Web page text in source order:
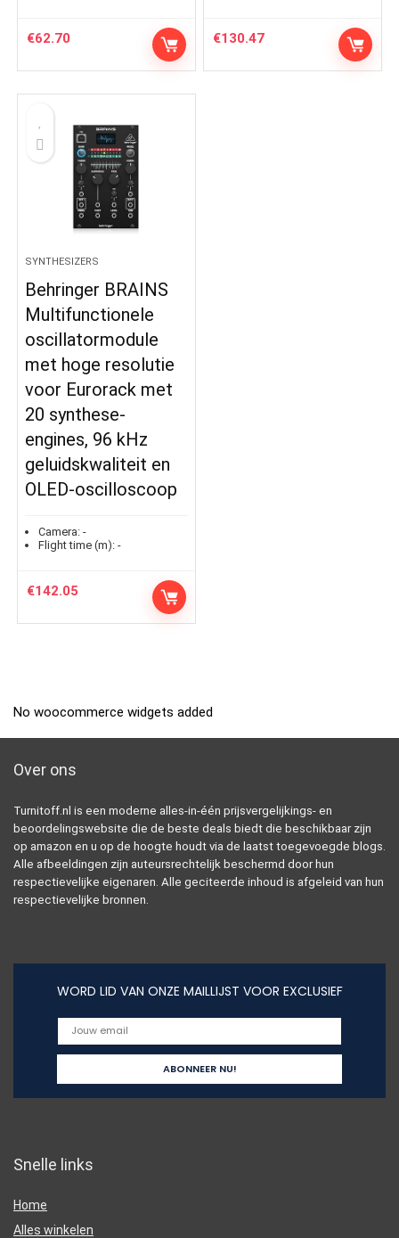
€62.70 €130.47
SYNTHESIZERS
Behringer BRAINS
Multifunctionele
oscillatormodule
met hoge resolutie
voor Eurorack met
20 synthese-
engines, 96 kHz
geluidskwaliteit en
OLED-oscilloscoop
Camera: -
Flight time (m): -
€142.05
No woocommerce widgets added
Over ons
Turnitoff.nl is een moderne alles-in-één prijsvergelijkings- en
beoordelingswebsite die de beste deals biedt die beschikbaar zijn
op amazon en u op de hoogte houdt via de laatst toegevoegde blogs.
Alle afbeeldingen zijn auteursrechtelijk beschermd door hun
respectievelijke eigenaren. Alle geciteerde inhoud is afgeleid van hun
respectievelijke bronnen.
WORD LID VAN ONZE MAILLIJST VOOR EXCLUSIEF
Snelle links
Home
Alles winkelen